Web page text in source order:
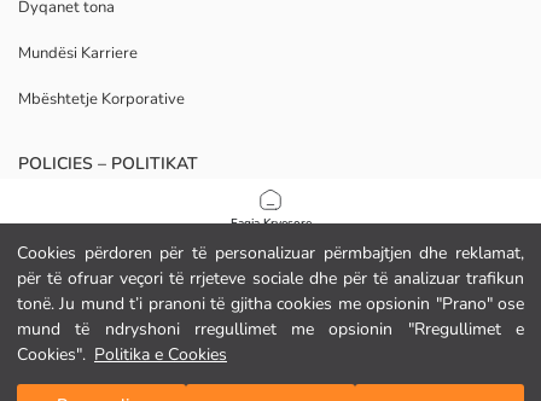
Cookies përdoren për të personalizuar përmbajtjen dhe reklamat,
për të ofruar veçori të rrjeteve sociale dhe për të analizuar trafikun
tonë. Ju mund t’i pranoni të gjitha cookies me opsionin "Prano" ose
mund të ndryshoni rregullimet me opsionin "Rregullimet e
Cookies". Politika e Cookies
Faqja Kryesore
Kategoritë
Shporta Ime
Dyqanet tona
Mundësi Karriere
Mbështetje Korporative
POLICIES – POLITIKAT
Politika e Privatësisë
Kushtet e Kontratës
Politika e Cookies
Shkarkoni Aplikacionin Tonë